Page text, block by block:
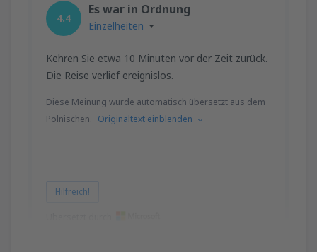
4.4
Es war in Ordnung
Einzelheiten
Kehren Sie etwa 10 Minuten vor der Zeit zurück.
Die Reise verlief ereignislos.
Diese Meinung wurde automatisch übersetzt aus dem
Polnischen. Originaltext einblenden
Hilfreich!